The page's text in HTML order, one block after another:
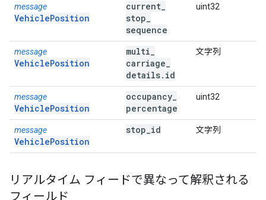
message
VehiclePosition
current
stop
sequence
uint32
message
VehiclePosition
multi
carriage
details. id
文字列
message
VehiclePosition
occupancy
percentage
uint32
message
VehiclePosition
stop id 文字列
リアルタイム フィードで異なって解釈される
フィールド